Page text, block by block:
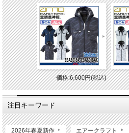
価格:6,600円(税込)
注目キーワード
2026年春夏新作 エアークラフト